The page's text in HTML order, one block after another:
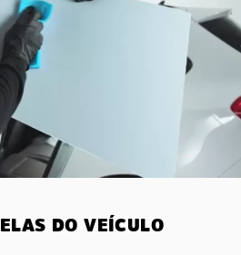
DO VEÍCULO